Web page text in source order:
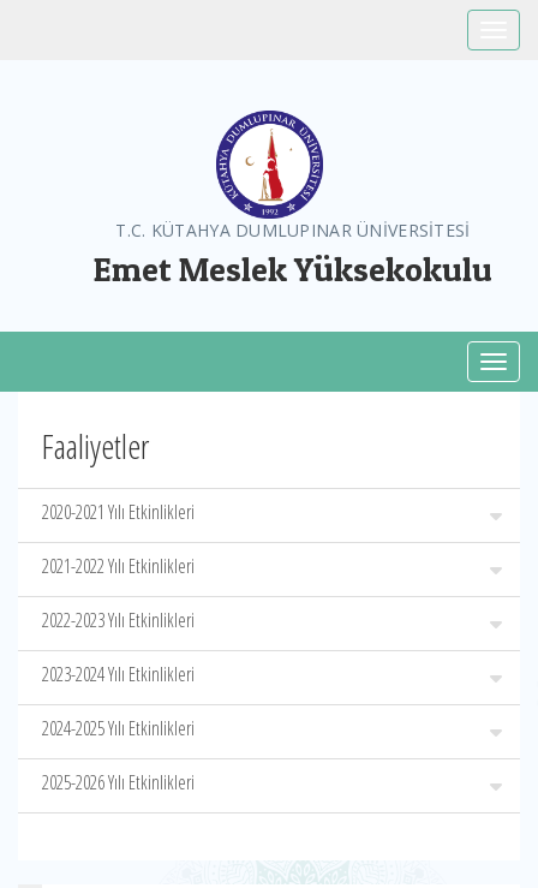
T.C. KÜTAHYA DUMLUPINAR ÜNİVERSİTESİ
Emet Meslek Yüksekokulu
Faaliyetler
2020-2021 Yılı Etkinlikleri
2021-2022 Yılı Etkinlikleri
2022-2023 Yılı Etkinlikleri
2023-2024 Yılı Etkinlikleri
2024-2025 Yılı Etkinlikleri
2025-2026 Yılı Etkinlikleri